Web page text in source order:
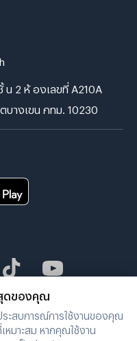
น 2 ห้ องเลขที่ A210A
บางเขน กทม. 10230
ดของคุณ
ะสบการณ์การใช้งานของคุณ
เหมาะสม หากคุณใช้งาน